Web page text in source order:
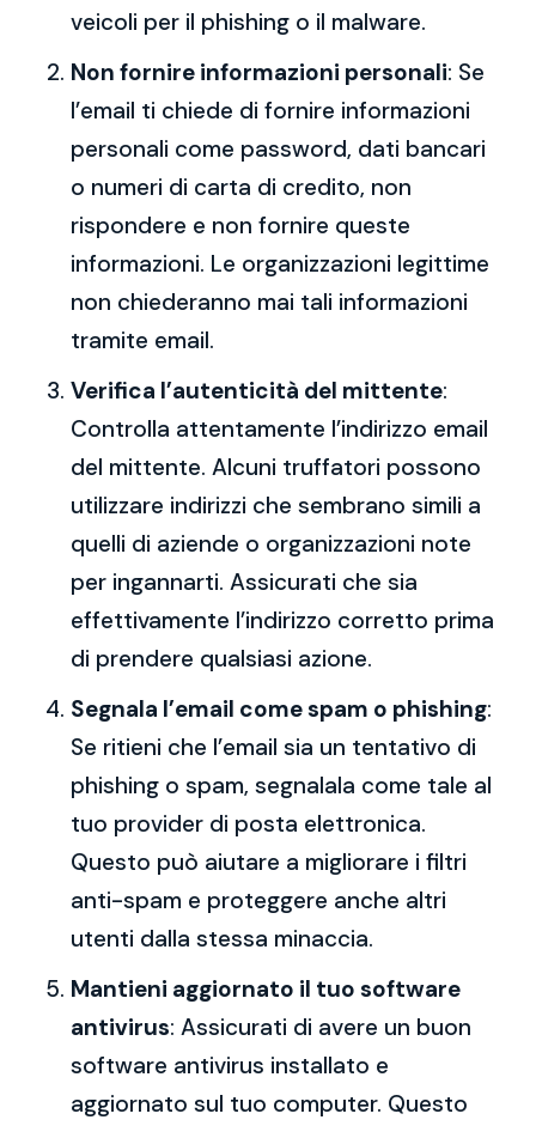
veicoli per il phishing o il malware.
Non fornire informazioni personali: Se
l’email ti chiede di fornire informazioni
personali come password, dati bancari
o numeri di carta di credito, non
rispondere e non fornire queste
informazioni. Le organizzazioni legittime
non chiederanno mai tali informazioni
tramite email.
Verifica l’autenticità del mittente:
Controlla attentamente l’indirizzo email
del mittente. Alcuni truffatori possono
utilizzare indirizzi che sembrano simili a
quelli di aziende o organizzazioni note
per ingannarti. Assicurati che sia
effettivamente l’indirizzo corretto prima
di prendere qualsiasi azione.
Segnala l’email come spam o phishing:
Se ritieni che l’email sia un tentativo di
phishing o spam, segnalala come tale al
tuo provider di posta elettronica.
Questo può aiutare a migliorare i filtri
anti-spam e proteggere anche altri
utenti dalla stessa minaccia.
Mantieni aggiornato il tuo software
antivirus: Assicurati di avere un buon
software antivirus installato e
aggiornato sul tuo computer. Questo